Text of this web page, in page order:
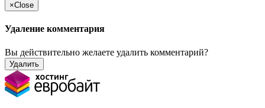
×Close
Удаление комментария
Вы действительно желаете удалить комментарий?
Удалить